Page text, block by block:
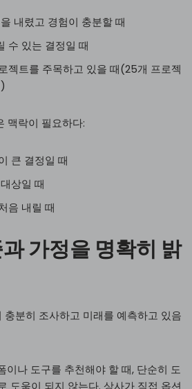
내렸고 경험이 충분할 때
수 있는 결정일 때
젝트를 주목하고 있을 때(25개 프로젝
맥락이 필요하다:
큰 결정일 때
상일 때
음 내릴 때
가정을 명확히 밝
분히 조사하고 미래를 예측하고 있음
이나 도구를 추천해야 할 때, 단순히 도
도움이 되지 않는다. 상사가 직접 옵션